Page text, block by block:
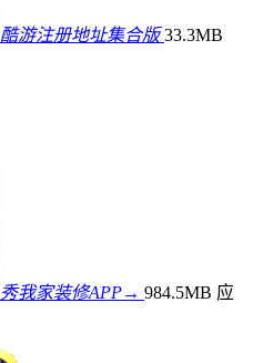
酷游注册地址集合版 33.3MB
秀我家装修APP→ 984.5MB 应